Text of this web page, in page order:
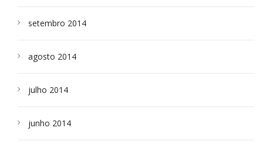
setembro 2014
agosto 2014
julho 2014
junho 2014